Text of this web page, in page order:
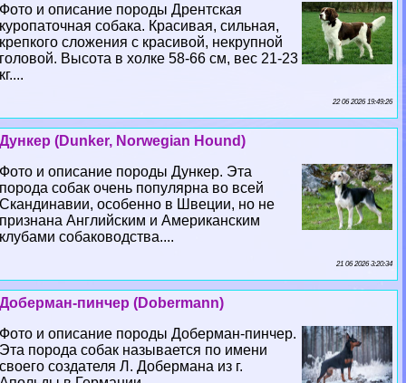
Фото и описание породы Дрентская
куропаточная собака. Красивая, сильная,
крепкого сложения с красивой, некрупной
головой. Высота в холке 58-66 см, вес 21-23
кг....
22 06 2026 19:49:26
Дункер (Dunker, Norwegian Hound)
Фото и описание породы Дункер. Эта
порода собак очень популярна во всей
Скандинавии, особенно в Швеции, но не
признана Английским и Американским
клубами собаководства....
21 06 2026 3:20:34
Доберман-пинчер (Dobermann)
Фото и описание породы Доберман-пинчер.
Эта порода собак называется по имени
своего создателя Л. Добермана из г.